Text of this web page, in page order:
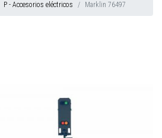
P - Accesorios eléctricos Marklin 76497